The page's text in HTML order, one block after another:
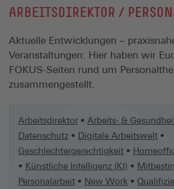
ARBEITSDIREKTOR /
Aktuelle Entwicklungen –
Veranstaltungen: Hier haben wir
FOKUS-Seiten rund um
zusammengestellt.
Arbeitsdirektor • Arbeits- &
Datenschutz • Digitale Arbeitswelt •
Geschlechtergerechtigkeit •
• Künstliche Intelligenz (KI) •
Personalarbeit • New Work •